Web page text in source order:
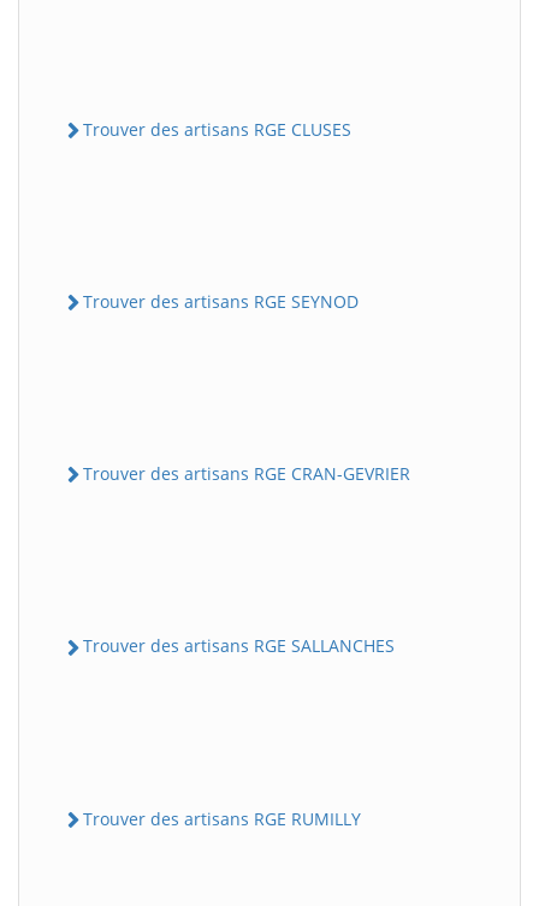
Trouver des artisans RGE CLUSES
Trouver des artisans RGE SEYNOD
Trouver des artisans RGE CRAN-GEVRIER
Trouver des artisans RGE SALLANCHES
Trouver des artisans RGE RUMILLY